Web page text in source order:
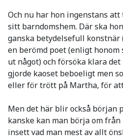
Och nu har hon ingenstans
sitt barndomshem. Där ska
ganska betydelsefull konstnär
en berömd poet (enligt
ut något) och försöka klara
gjorde kaoset beboeligt men
eller för trött på Martha, för
Men det här blir också början
kanske kan man börja om
insett vad man mest av allt